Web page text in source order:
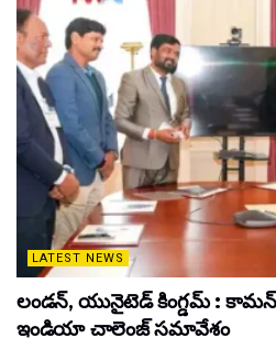
LATEST NEWS
లండన్, యునైటెడ్ కింగ్డమ్ :
ఇండియా చాలెంజ్ సమావేశం